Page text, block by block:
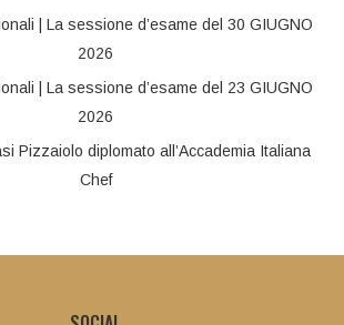
| La sessione d’esame del 30 GIUGNO
2026
| La sessione d’esame del 23 GIUGNO
2026
Pizzaiolo diplomato all’Accademia Italiana
Chef